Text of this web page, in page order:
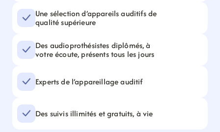
Une sélection d’appareils auditifs de
qualité supérieure
Des audioprothésistes diplômés, à
votre écoute, présents tous les jours
Experts de l’appareillage auditif
Des suivis illimités et gratuits, à vie